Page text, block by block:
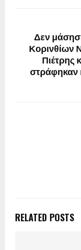
Δεν
Κορινθίων
Πιέτρης
στράφηκαν
RELATED POSTS